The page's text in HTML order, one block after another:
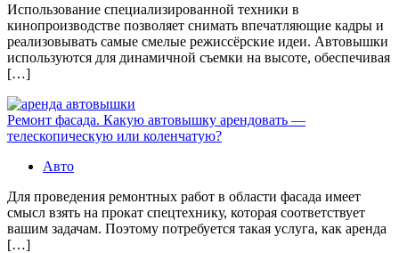
Использование специализированной техники в
кинопроизводстве позволяет снимать впечатляющие кадры и
реализовывать самые смелые режиссёрские идеи. Автовышки
используются для динамичной съемки на высоте, обеспечивая
[…]
Ремонт фасада. Какую автовышку арендовать —
телескопическую или коленчатую?
Авто
Для проведения ремонтных работ в области фасада имеет
смысл взять на прокат спецтехнику, которая соответствует
вашим задачам. Поэтому потребуется такая услуга, как аренда
[…]